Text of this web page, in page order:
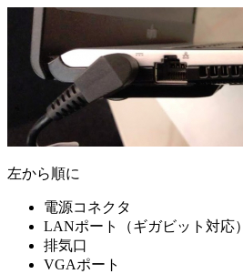
左から順に
電源コネクタ
LANポート（ギガビット対応）
排気口
VGAポート